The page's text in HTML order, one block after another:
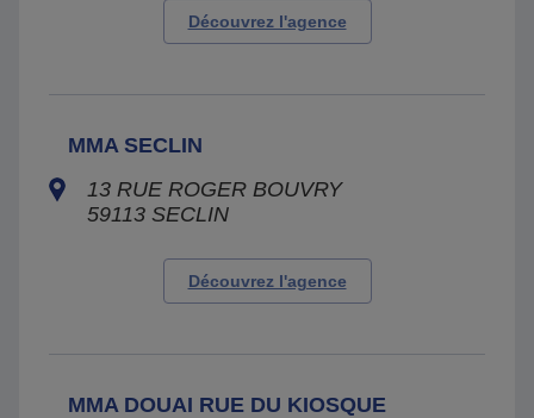
Découvrez l'agence
MMA SECLIN
13 RUE ROGER BOUVRY
59113 SECLIN
Découvrez l'agence
MMA DOUAI RUE DU KIOSQUE